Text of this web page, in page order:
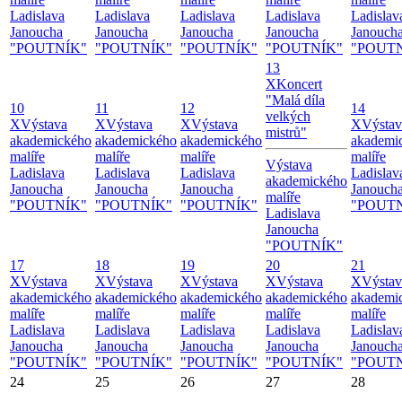
Ladislava
Janoucha
"POUTNÍK"
Ladislava
Janoucha
"POUTNÍK"
Ladislava
Janoucha
"POUTNÍK"
Ladislava
Janoucha
"POUTNÍK"
10
XVýstava
akademického
malíře
Ladislava
Janoucha
"POUTNÍK"
11
XVýstava
akademického
malíře
Ladislava
Janoucha
"POUTNÍK"
12
XVýstava
akademického
malíře
Ladislava
Janoucha
"POUTNÍK"
13
XKoncert
"Malá díla
velkých
mistrů"
Výstava
akademického
malíře
Ladislava
Janoucha
"POUTNÍK"
14
X
malíře
17
XVýstava
akademického
malíře
Ladislava
Janoucha
"POUTNÍK"
18
XVýstava
akademického
malíře
Ladislava
Janoucha
"POUTNÍK"
19
XVýstava
akademického
malíře
Ladislava
Janoucha
"POUTNÍK"
20
XVýstava
akademického
malíře
Ladislava
Janoucha
"POUTNÍK"
21
X
malíře
24
25 26 27 28